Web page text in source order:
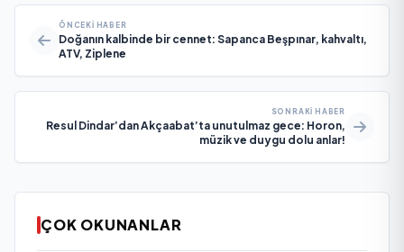
ÖNCEKI HABER
Doğanın kalbinde bir cennet: Sapanca Beşpınar, kahvaltı,
ATV, Ziplene
SONRAKI HABER
Resul Dindar’dan Akçaabat’ta unutulmaz gece: Horon,
müzik ve duygu dolu anlar!
ÇOK OKUNANLAR